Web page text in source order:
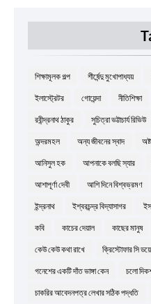
শিক্ষামূলক গল্প শীর্ষেন্দু মুখোপাধ্যয়
ইলাস্ট্রেটর গোয়েন্দা নীতিশিক্ষা
রবীন্দ্রনাথ ঠাকুর সুচিত্রা ভট্টাচার্য রিভিউ
অন্দরমহল অন্য জীবনের স্বাদ
আনিসুল হক আপনাকে বলছি স্যার
আশাপূর্ণা দেবী আশি দিনে বিশ্বভ্রমণ
ইন্দ্রনাথ ইশ্বরচন্দ্র বিদ্যাসাগর
কবি কাচের দেয়াল কাছের মানুষ
কেউ কেউ কথা রাখে ক্রিস্টোফার সি
গনেশের একটি দাঁত ভাঙ্গা কেন চলো
চাকরির আবেদনপত্র লেখার সঠিক পদ্ধতি